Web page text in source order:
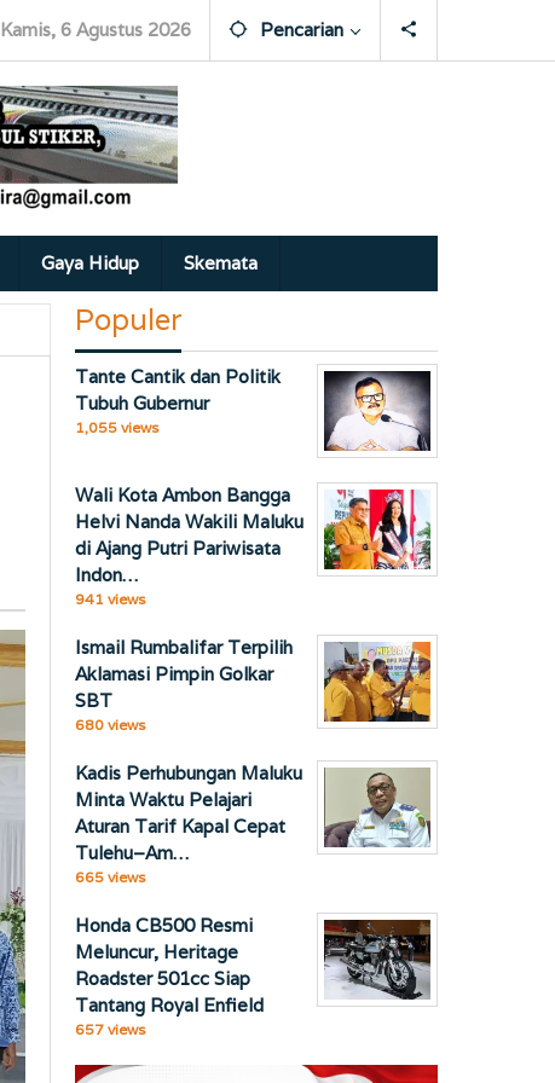
Kamis, 6 Agustus 2026 Pencarian
Gaya Hidup Skemata
Populer
Tante Cantik dan Politik
Tubuh Gubernur
1,055 views
Wali Kota Ambon Bangga
Helvi Nanda Wakili Maluku
di Ajang Putri Pariwisata
Indon…
941 views
Ismail Rumbalifar Terpilih
Aklamasi Pimpin Golkar
SBT
680 views
Kadis Perhubungan Maluku
Minta Waktu Pelajari
Aturan Tarif Kapal Cepat
Tulehu–Am…
665 views
Honda CB500 Resmi
Meluncur, Heritage
Roadster 501cc Siap
Tantang Royal Enfield
657 views